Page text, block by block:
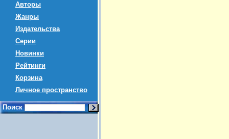
Авторы
Жанры
Издательства
Серии
Новинки
Рейтинги
Корзина
Личное пространство
Поиск